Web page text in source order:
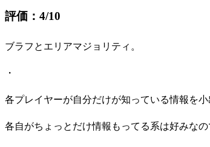
評価：4/10
ブラフとエリアマジョリティ。
・
各プレイヤーが自分だけが知っている情報を
各自がちょっとだけ情報もってる系は好みな